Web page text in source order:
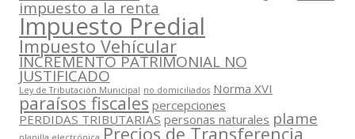
impuesto a la renta
Impuesto Predial
Impuesto Vehícular
INCREMENTO PATRIMONIAL NO
JUSTIFICADO
Ley de Tributación Municipal no domiciliados Norma XVI
paraísos fiscales percepciones
PERDIDAS TRIBUTARIAS personas naturales plame
Precios de Transferencia